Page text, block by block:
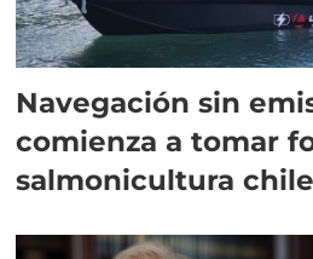
Navegación sin
comienza a tomar
salmonicultura